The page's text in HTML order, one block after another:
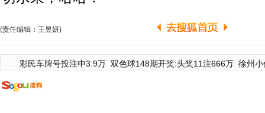
(责任编辑：王昱妍)
彩民车牌号投注中3.9万 双色球148期开奖:头奖11注666万 徐州